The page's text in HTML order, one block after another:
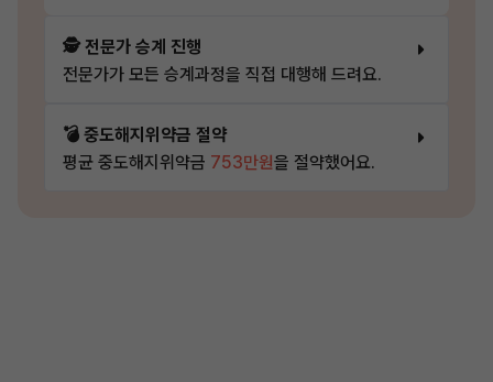
🕵️ 전문가 승계 진행
전문가가 모든 승계과정을 직접 대행해 드려요.
💣 중도해지위약금 절약
평균 중도해지위약금 753만원을 절약했어요.